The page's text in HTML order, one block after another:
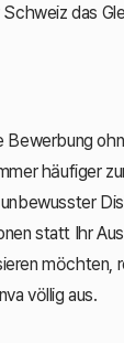
Schweiz das
Bewerbung
häufiger
statt Ihr
möchten,
völlig aus.